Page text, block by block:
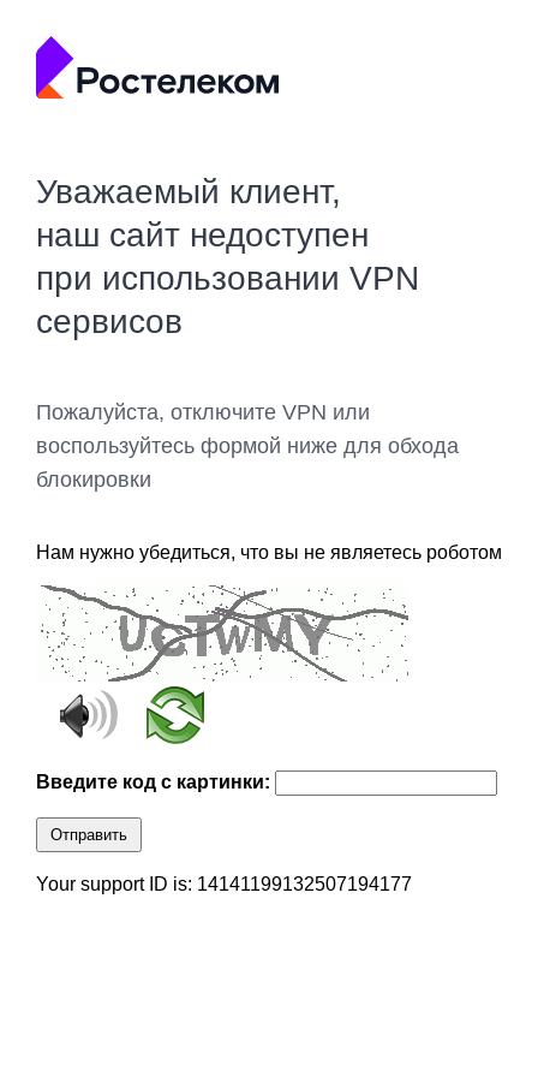
Уважаемый клиент,
наш сайт недоступен
при использовании VPN
сервисов
Пожалуйста, отключите VPN или
воспользуйтесь формой ниже для обхода
блокировки
Нам нужно убедиться, что вы не являетесь роботом
Введите код с картинки:
Отправить
Your support ID is: 14141199132507194177